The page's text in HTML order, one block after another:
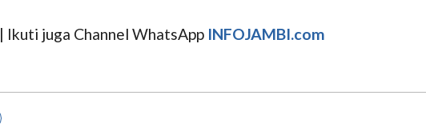
| Ikuti juga Channel WhatsApp INFOJAMBI.com